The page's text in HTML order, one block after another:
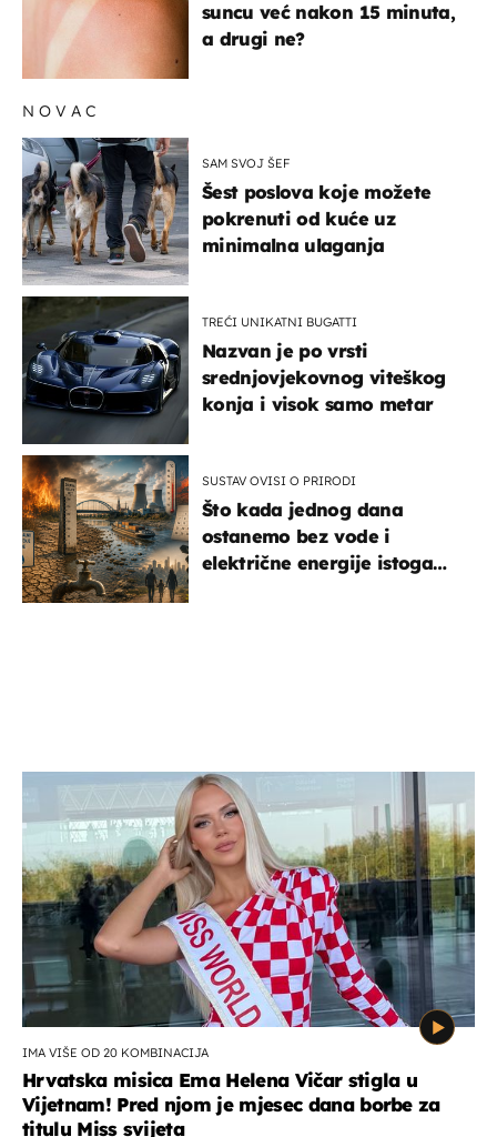
suncu već nakon 15 minuta,
a drugi ne?
NOVAC
SAM SVOJ ŠEF
Šest poslova koje možete
pokrenuti od kuće uz
minimalna ulaganja
TREĆI UNIKATNI BUGATTI
Nazvan je po vrsti
srednjovjekovnog viteškog
konja i visok samo metar
SUSTAV OVISI O PRIRODI
Što kada jednog dana
ostanemo bez vode i
električne energije istoga
IMA VIŠE OD 20 KOMBINACIJA
Hrvatska misica Ema Helena Vičar stigla u
Vijetnam! Pred njom je mjesec dana borbe za
titulu Miss svijeta